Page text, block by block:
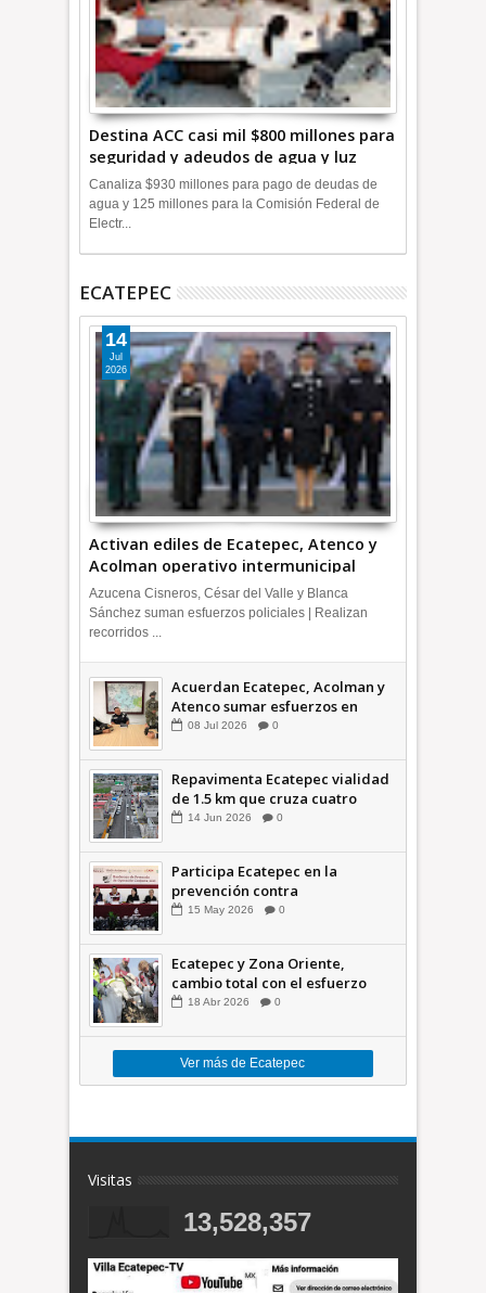
Destina ACC casi mil $800 millones para
seguridad y adeudos de agua y luz
+Video
Canaliza $930 millones para pago de deudas de
agua y 125 millones para la Comisión Federal de
Electr...
ECATEPEC
Activan ediles de Ecatepec, Atenco y
Acolman operativo intermunicipal
14
Jul
2026
Azucena Cisneros, César del Valle y Blanca
Sánchez suman esfuerzos policiales | Realizan
recorridos ...
Acuerdan Ecatepec, Acolman y
Atenco sumar esfuerzos en
seguridad
08 Jul 2026 0
Repavimenta Ecatepec vialidad
de 1.5 km que cruza cuatro
comunidades +Video
14 Jun 2026 0
Participa Ecatepec en la
prevención contra
inundaciones en el Valle de
15 May 2026 0
Ecatepec y Zona Oriente,
cambio total con el esfuerzo
conjunto: Azucena; retiran 21
18 Abr 2026 0
Ver más de Ecatepec
Visitas
13,528,357